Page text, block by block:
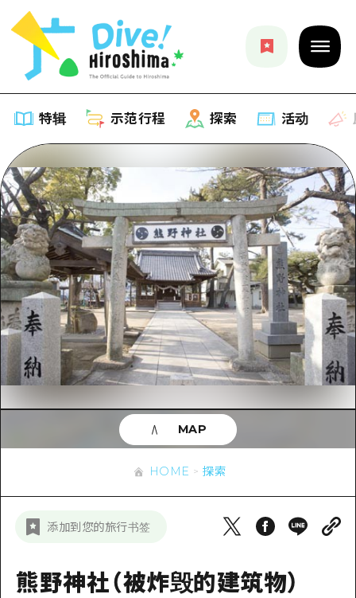
特辑 示范行程 探索 活动
特辑
列表
推荐
艺术
活动·庙会
美食·酒水
骑自行车
购物
运动
夜晚生活
标准
示范行程
列表
Dive!Hiroshima官方向导
广岛随意旅行
广岛市内
答对了
宫岛周边
短途旅行
探索
列表
广岛市内
安艺
答對了
美北
东山口
爱媛
活动
应时信息
有用的信息
列表
超值的游览门票
新闻
HOME 探索
添加到您的旅行书签
熊野神社（被炸毁的建筑物）
MAP